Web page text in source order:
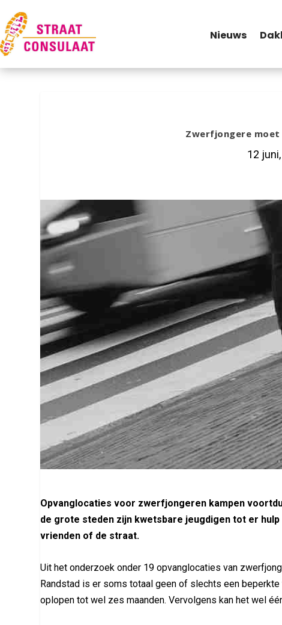
Nieuws
Zwerfjongere moet
12
Opvanglocaties voor zwerfjongeren kampen
de grote steden zijn kwetsbare jeugdigen tot er
vrienden of de straat.
Uit het onderzoek onder 19 opvanglocaties van
Randstad is er soms totaal geen of slechts een
oplopen tot wel zes maanden. Vervolgens kan het wel